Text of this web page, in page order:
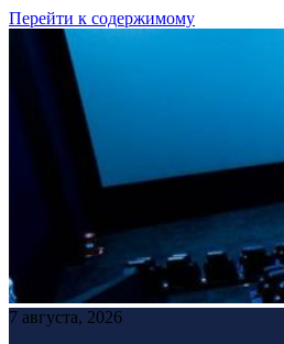
Перейти к содержимому
7 августа, 2026